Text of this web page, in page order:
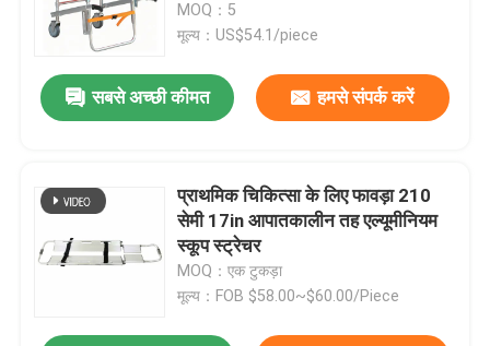
MOQ：5
मूल्य：US$54.1/piece
सबसे अच्छी कीमत हमसे संपर्क करें
प्राथमिक चिकित्सा के लिए फावड़ा 210
सेमी 17in आपातकालीन तह एल्यूमीनियम
स्कूप स्ट्रेचर
MOQ：एक टुकड़ा
मूल्य：FOB $58.00~$60.00/Piece